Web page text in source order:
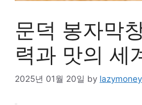
문덕 봉자막
력과 맛의 세
2025년 01월 20일 by lazymoney